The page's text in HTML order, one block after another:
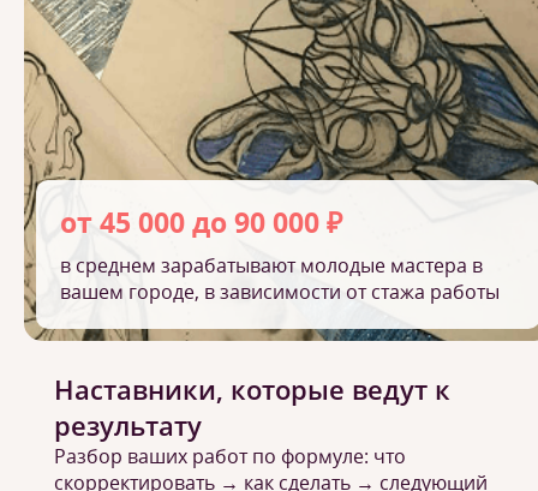
от 45 000 до 90 000 ₽
в среднем зарабатывают молодые мастера в
вашем городе, в зависимости от стажа работы
Наставники, которые ведут к
результату
Разбор ваших работ по формуле: что
скорректировать → как сделать → следующий